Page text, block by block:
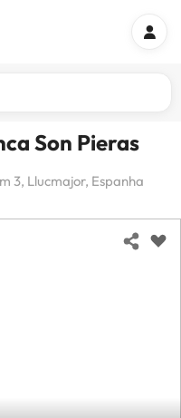
Son Pieras
3, Llucmajor, Espanha